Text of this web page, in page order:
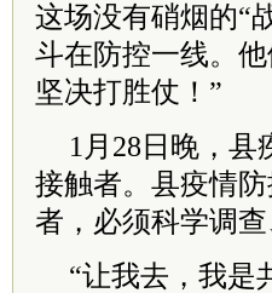
这场没有硝烟的“
斗在防控一线。
坚决打胜仗！”
1月28日晚，
接触者。县疫情
者，必须科学调
“让我去，我是